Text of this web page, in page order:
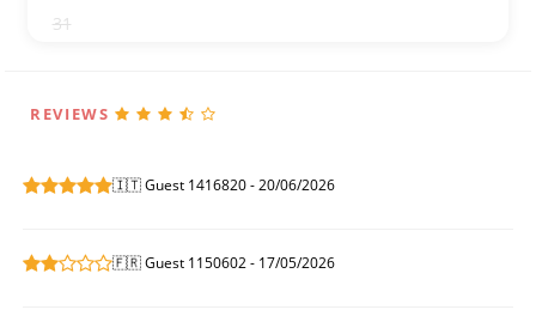
31
REVIEWS
🇮🇹 Guest 1416820 - 20/06/2026
🇫🇷 Guest 1150602 - 17/05/2026